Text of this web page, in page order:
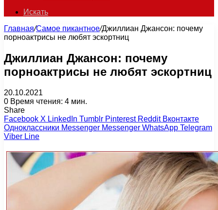
Искать
Главная/Самое пикантное/Джиллиан Джансон: почему
порноактрисы не любят эскортниц
Джиллиан Джансон: почему
порноактрисы не любят эскортниц
20.10.2021
0 Время чтения: 4 мин.
Share
Facebook X LinkedIn Tumblr Pinterest Reddit Вконтакте
Одноклассники Messenger Messenger WhatsApp Telegram
Viber Line